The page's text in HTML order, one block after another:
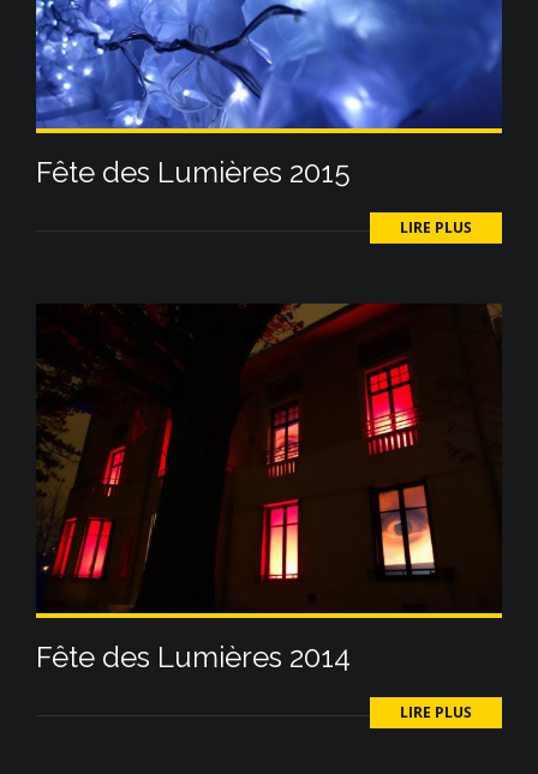
Fête des Lumières 2015
LIRE PLUS
Fête des Lumières 2014
LIRE PLUS